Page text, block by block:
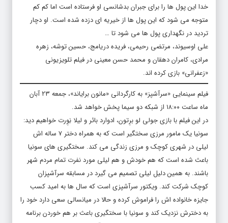
خدا این پول ها را برای جبران بدشانسی او فرستاده است اما کم کم
متوجه می شود که این پول ها از خیریه ای دزده شده است. او دچار
تردید در نگهداری پول ها می شود تا …
علی اوسیوند، مرتضی رحیمی، فریده دریامج، حسین توشه، زهره
مرادی، کامران دهقان و محمد حسن معینی در فیلم تلویزیونی
«زعفرانی» بازی کرده اند.
فیلم سینمایی «سرآشپز» به کارگردانی «مانون برایاند»، جمعه ۲۳ آبان
ماه ساعت ۱۸:۰۰ از شبکه دو سیما پخش خواهد شد.
در این فیلم با بازی جولی لو برِتون، ادوارد بائر و لیلا نِوِرت خواهیم دید:
سونیا یک مامور مرزی سختگیر است که به همراه دختر ۷ ساله اش
لیلی در شهری کوچک و مرزی زندگی می کند. سختگیری های سونیا
باعث شده است که هم خودش و هم لیلی مورد نفرت تمام مردم شهر
باشند. به همین دلیل لیلی تصمیم می گیرد در مسابقه سرآشپزان
کوچک شرکت کند. ویکتور سرآشپزی است که سال ها به امید کسب
جایزه خانواده اش را فراموش کرده و حالا در میانسالی سعی دارد خود را
به دخترش نزدیک کند و سونیا با سختگیری باعث بر هم خوردن برنامه